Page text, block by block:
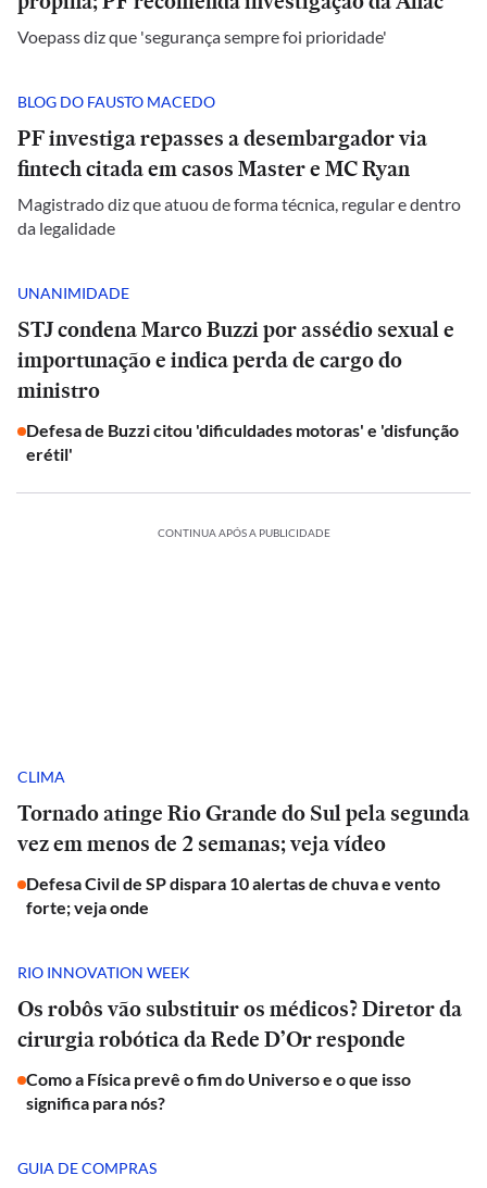
Voepass diz que 'segurança sempre foi prioridade'
BLOG DO FAUSTO MACEDO
PF investiga repasses a desembargador via
fintech citada em casos Master e MC Ryan
Magistrado diz que atuou de forma técnica, regular e dentro
da legalidade
UNANIMIDADE
STJ condena Marco Buzzi por assédio sexual e
importunação e indica perda de cargo do
ministro
Defesa de Buzzi citou 'dificuldades motoras' e 'disfunção
erétil'
CONTINUA APÓS A PUBLICIDADE
CLIMA
Tornado atinge Rio Grande do Sul pela segunda
vez em menos de 2 semanas; veja vídeo
Defesa Civil de SP dispara 10 alertas de chuva e vento
forte; veja onde
RIO INNOVATION WEEK
Os robôs vão substituir os médicos? Diretor da
cirurgia robótica da Rede D’Or responde
Como a Física prevê o fim do Universo e o que isso
significa para nós?
GUIA DE COMPRAS